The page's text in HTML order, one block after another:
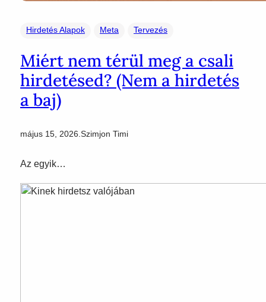
Hirdetés Alapok Meta Tervezés
Miért nem térül meg a csali
hirdetésed? (Nem a hirdetés
a baj)
május 15, 2026 Szimjon Timi
Az egyik…